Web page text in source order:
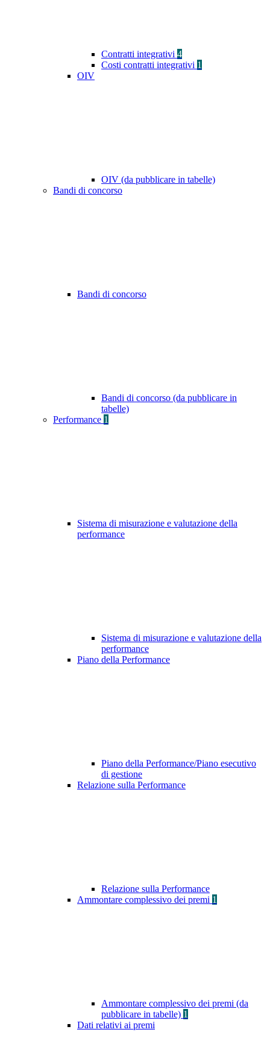
Contratti integrativi 4
Costi contratti integrativi 1
OIV
OIV (da pubblicare in tabelle)
Bandi di concorso
Bandi di concorso
Bandi di concorso (da pubblicare in
tabelle)
Performance 1
Sistema di misurazione e valutazione della
performance
Sistema di misurazione e valutazione della
performance
Piano della Performance
Piano della Performance/Piano esecutivo
di gestione
Relazione sulla Performance
Relazione sulla Performance
Ammontare complessivo dei premi 1
Ammontare complessivo dei premi (da
pubblicare in tabelle) 1
Dati relativi ai premi